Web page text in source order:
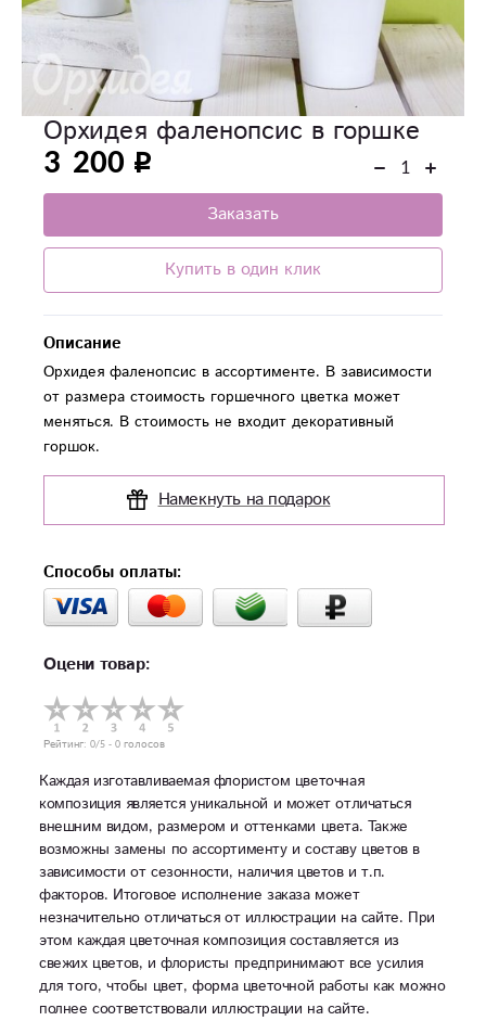
Орхидея фаленопсис в горшке
3 200
Заказать
Купить в один клик
Описание
Орхидея фаленопсис в ассортименте. В зависимости
от размера стоимость горшечного цветка может
меняться. В стоимость не входит декоративный
горшок.
Намекнуть на подарок
Способы оплаты:
Оцени товар:
Рейтинг: 0/5 - 0 голосов
Каждая изготавливаемая флористом цветочная
композиция является уникальной и может отличаться
внешним видом, размером и оттенками цвета. Также
возможны замены по ассортименту и составу цветов в
зависимости от сезонности, наличия цветов и т.п.
факторов. Итоговое исполнение заказа может
незначительно отличаться от иллюстрации на сайте. При
этом каждая цветочная композиция составляется из
свежих цветов, и флористы предпринимают все усилия
для того, чтобы цвет, форма цветочной работы как можно
полнее соответствовали иллюстрации на сайте.